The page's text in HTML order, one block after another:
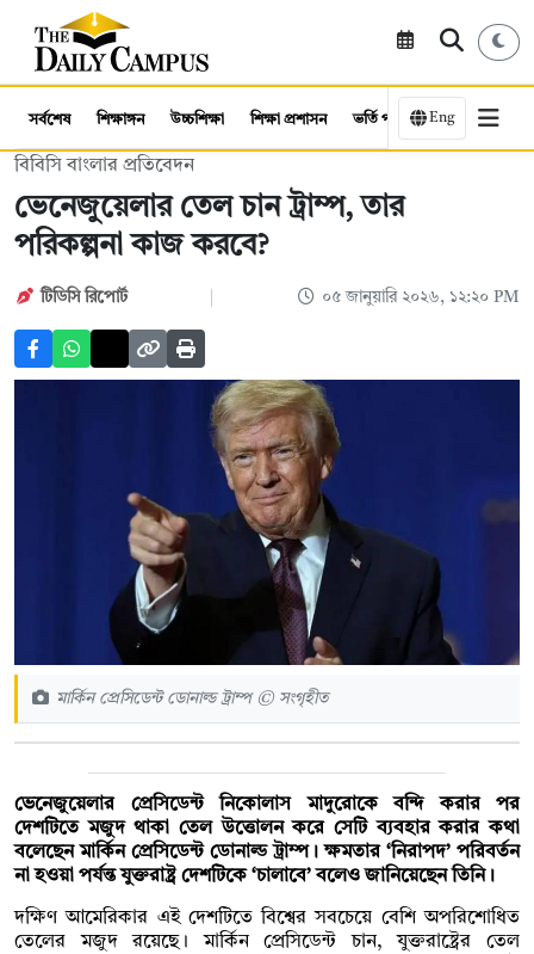
সর্বশেষ শিক্ষাঙ্গন উচ্চশিক্ষা শিক্ষা প্রশাসন ভর্তি পরীক্ষা কর্মসংস্থান
Eng
বিবিসি বাংলার প্রতিবেদন
ভেনেজুয়েলার তেল চান ট্রাম্প, তার
পরিকল্পনা কাজ করবে?
টিডিসি রিপোর্ট ০৫ জানুয়ারি ২০২৬, ১২:২০ PM
মার্কিন প্রেসিডেন্ট ডোনাল্ড ট্রাম্প © সংগৃহীত
ভেনেজুয়েলার প্রেসিডেন্ট নিকোলাস মাদুরোকে বন্দি করার পর
দেশটিতে মজুদ থাকা তেল উত্তোলন করে সেটি ব্যবহার করার কথা
বলেছেন মার্কিন প্রেসিডেন্ট ডোনাল্ড ট্রাম্প। ক্ষমতার ‘নিরাপদ’ পরিবর্তন
না হওয়া পর্যন্ত যুক্তরাষ্ট্র দেশটিকে ‘চালাবে’ বলেও জানিয়েছেন তিনি।
দক্ষিণ আমেরিকার এই দেশটিতে বিশ্বের সবচেয়ে বেশি অপরিশোধিত
তেলের মজুদ রয়েছে। মার্কিন প্রেসিডেন্ট চান, যুক্তরাষ্ট্রের তেল